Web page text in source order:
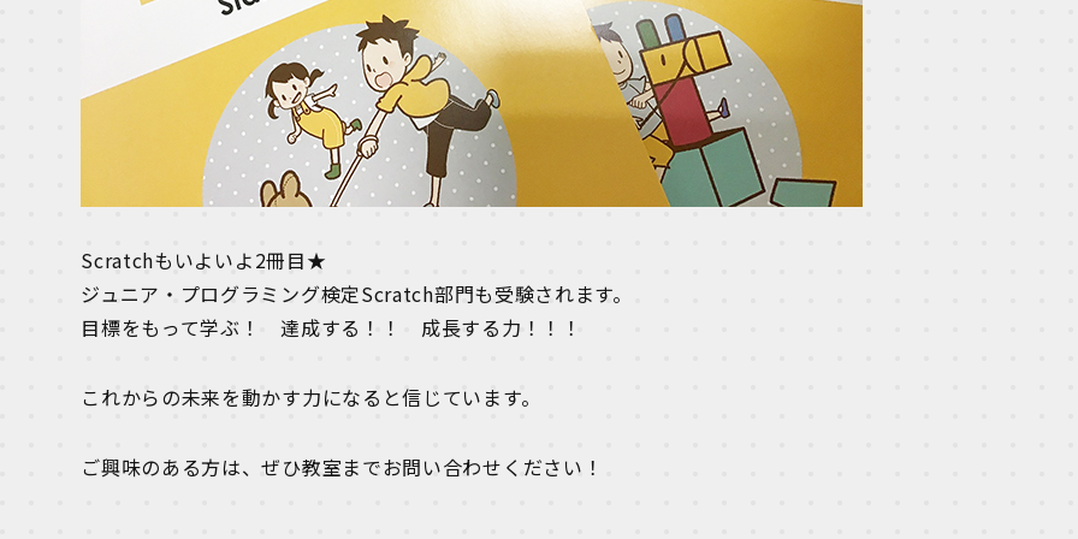
Scratchもいよいよ2冊目★
ジュニア・プログラミング検定Scratch部門も受験されます。
目標をもって学ぶ！ 達成する！！ 成長する力！！！
これからの未来を動かす力になると信じています。
ご興味のある方は、ぜひ教室までお問い合わせください！